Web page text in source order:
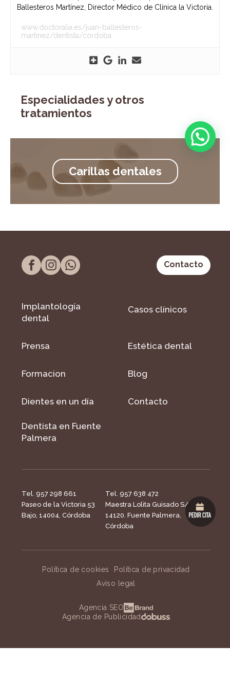
Ballesteros Martínez, Director Médico de Clínica la Victoria.
www.doctoralia.es/juan-ballesteros-
martinez/dentista/cordoba
Especialidades y otros
tratamientos
Carillas dentales
Contacto
Implantología
dental
Casos clínicos
Prensa Estética dental
Formacion Blog
Dientes en un día Contacto
Dentista en Fuente
Palmera
Tel. 957 298 661
Paseo de la Victoria 53
Bajo, 14004, Córdoba
Tel. 957 638 472
Maestra Lolita Guisado S/N,
14120. Fuente Palmera,
Córdoba
Política de cookies
Política de privacidad
Aviso legal
Agencia SEO
Agencia de Publicidad